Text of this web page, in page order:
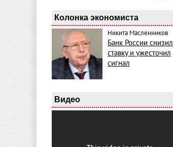
Колонка экономиста
Никита Масленников
Банк России снизил
ставку и ужесточил
сигнал
Видео